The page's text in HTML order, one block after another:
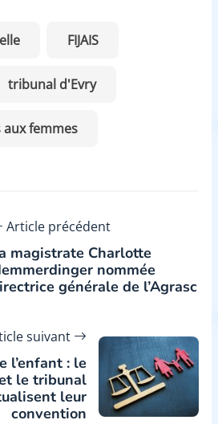
FIJAIS
tribunal d'Evry
femmes
Article précédent
magistrate Charlotte
nommée
générale de l’Agrasc
suivant
l’enfant : le
le tribunal
leur
convention